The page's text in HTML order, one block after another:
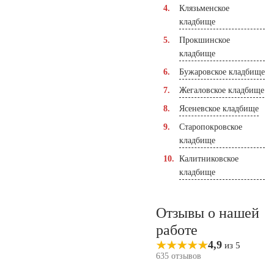
Клязьменское
кладбище
Прокшинское
кладбище
Бужаровское кладбище
Жегаловское кладбище
Ясеневское кладбище
Старопокровское
кладбище
Калитниковское
кладбище
Отзывы о нашей
работе
4,9 из 5
635 отзывов